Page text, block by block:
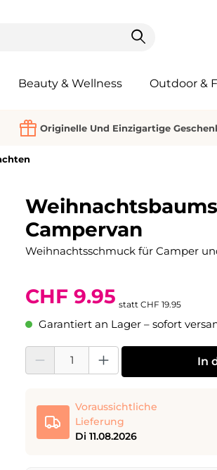
Beauty & Wellness Outdoor &
Originelle Und Einzigartige
Campervan
Weihnachtsschmuck für Camper
CHF 9.95 statt CHF 19.95
Garantiert an Lager – sofort
Produkt Anzahl: Gib den gewünschten Wert
In
Voraussichtliche
Lieferung
Di 11.08.2026